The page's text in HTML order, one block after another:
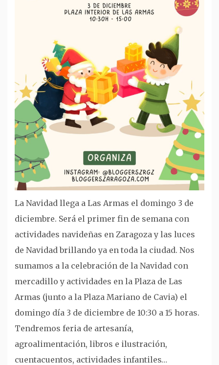
La Navidad llega a Las Armas el domingo 3 de
diciembre. Será el primer fin de semana con
actividades navideñas en Zaragoza y las luces
de Navidad brillando ya en toda la ciudad. Nos
sumamos a la celebración de la Navidad con
mercadillo y actividades en la Plaza de Las
Armas (junto a la Plaza Mariano de Cavia) el
domingo día 3 de diciembre de 10:30 a 15 horas.
Tendremos feria de artesanía,
agroalimentación, libros e ilustración,
cuentacuentos, actividades infantiles…